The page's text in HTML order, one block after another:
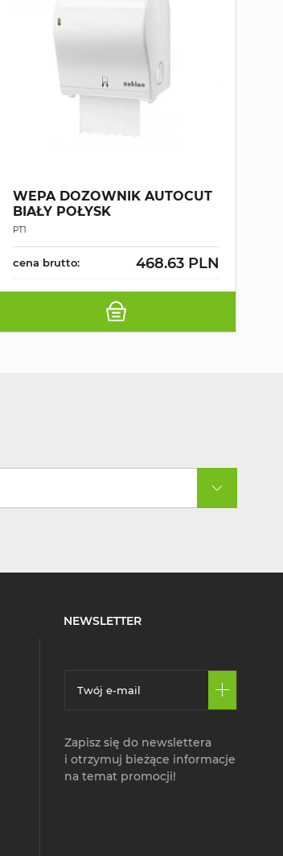
WEPA DOZOWNIK AUTOCUT
BIAŁY POŁYSK
PT1
cena brutto: 468.63 PLN
NEWSLETTER
Zapisz się do newslettera
i otrzymuj bieżące informacje
na temat promocji!